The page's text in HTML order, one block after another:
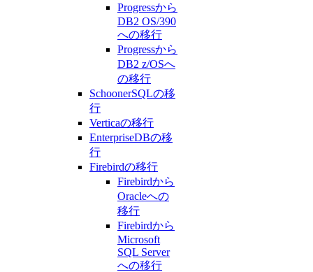
Progressから
DB2 OS/390
への移行
Progressから
DB2 z/OSへ
の移行
SchoonerSQLの移
行
Verticaの移行
EnterpriseDBの移
行
Firebirdの移行
Firebirdから
Oracleへの
移行
Firebirdから
Microsoft
SQL Server
への移行